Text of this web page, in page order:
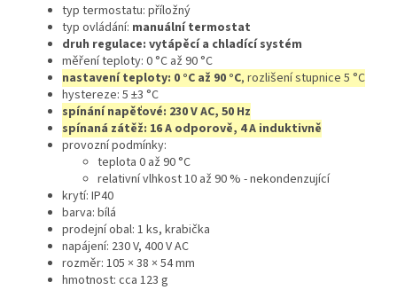
typ termostatu: příložný
typ ovládání: manuální termostat
druh regulace: vytápěcí a chladící systém
měření teploty: 0 °C až 90 °C
nastavení teploty: 0 °C až 90 °C, rozlišení stupnice 5 °C
hystereze: 5 ±3 °C
spínání napěťové: 230 V AC, 50 Hz
spínaná zátěž: 16 A odporově, 4 A induktivně
provozní podmínky:
teplota 0 až 90 °C
relativní vlhkost 10 až 90 % - nekondenzující
krytí: IP40
barva: bílá
prodejní obal: 1 ks, krabička
napájení: 230 V, 400 V AC
rozměr: 105 × 38 × 54 mm
hmotnost: cca 123 g